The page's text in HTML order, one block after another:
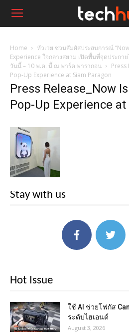
Home
หัวเว่ย ชวนสัมผัสประสบการณ์
Experience ใจกลางสยาม เปิดพื้นที่จุดประกา
วันนี้ – 10 พ.ค. นี้ ณ พาร์ค พารากอน
Press
Pop-Up Experience at Siam Paragon
Press Release_Now
Pop-Up Experience
Stay with us
Hot Issue
ใช้ AI ช่วยโฟกัส
ระดับไฮเอนด์
August 3, 2026